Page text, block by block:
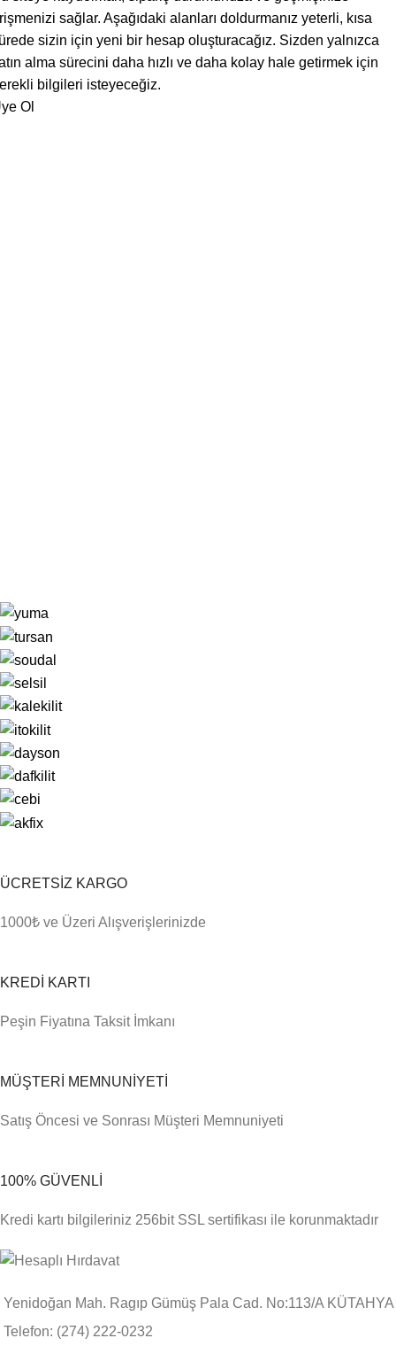
sağlar. Aşağıdaki alanları doldurmanız yeterli, kısa
sizin için yeni bir hesap oluşturacağız. Sizden yalnızca
alma sürecini daha hızlı ve daha kolay hale getirmek için
bilgileri isteyeceğiz.
Ol
ÜCRETSİZ KARGO
1000₺ ve Üzeri Alışverişlerinizde
KREDİ KARTI
Peşin Fiyatına Taksit İmkanı
MÜŞTERİ MEMNUNİYETİ
Satış Öncesi ve Sonrası Müşteri Memnuniyeti
100% GÜVENLİ
Kredi kartı bilgileriniz 256bit SSL sertifikası ile korunmaktadır
Yenidoğan Mah. Ragıp Gümüş Pala Cad. No:113/A KÜTAHYA
Telefon: (274) 222-0232